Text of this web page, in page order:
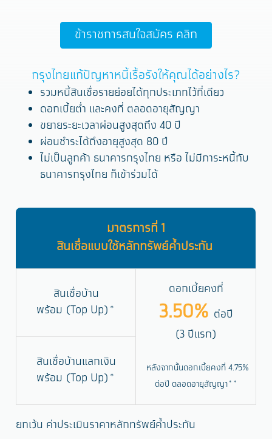
ข้าราชการสนใจสมัคร คลิก
กรุงไทยแก้ปัญหาหนี้เรื้อรังให้คุณได้อย่างไร?
รวมหนี้สินเชื่อรายย่อยได้ทุกประเภทไว้ที่เดียว
ดอกเบี้ยต่ำ และคงที่ ตลอดอายุสัญญา
ขยายระยะเวลาผ่อนสูงสุดถึง 40 ปี
ผ่อนชำระได้ถึงอายุสูงสุด 80 ปี
ไม่เป็นลูกค้า ธนาคารกรุงไทย หรือ ไม่มีภาระหนี้กับ
ธนาคารกรุงไทย ก็เข้าร่วมได้
มาตรการที่ 1
สินเชื่อแบบใช้หลักทรัพย์ค้ำประกัน
สินเชื่อบ้าน
พร้อม (Top Up)*
ดอกเบี้ยคงที่
3.50% ต่อปี
(3 ปีแรก)
หลังจากนั้นดอกเบี้ยคงที่ 4.75%
ต่อปี ตลอดอายุสัญญา**
สินเชื่อบ้านแลกเงิน
พร้อม (Top Up)*
ยกเว้น ค่าประเมินราคาหลักทรัพย์ค้ำประกัน